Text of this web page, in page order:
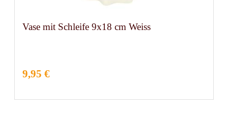
Vase mit Schleife 9x18 cm Weiss
9,95 €